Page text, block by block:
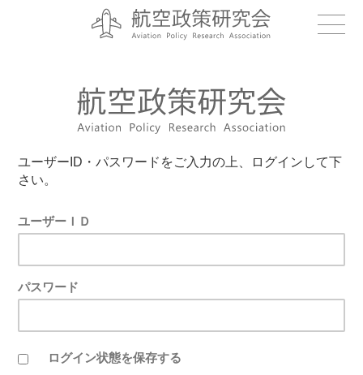
ユーザーID・パスワードをご入力の上、ログインして下
さい。
ユーザーＩＤ
パスワード
ログイン状態を保存する